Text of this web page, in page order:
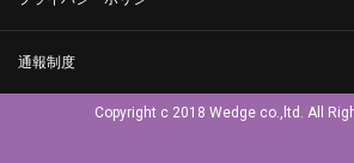
通報制度
Copyright c 2018 Wedge co.,ltd. All